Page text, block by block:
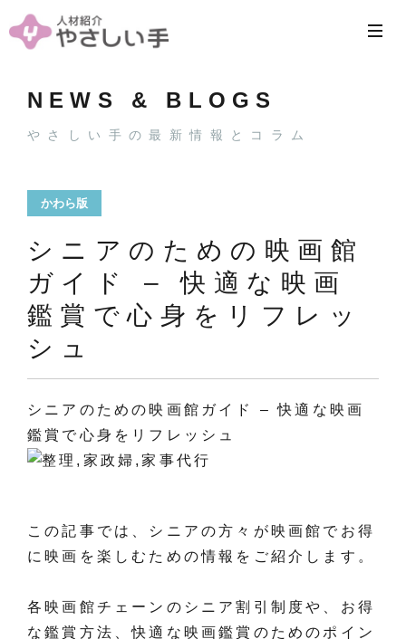
NEWS & BLOGS
やさしい手の最新情報とコラム
かわら版
シニアのための映画館
ガイド – 快適な映画
鑑賞で心身をリフレッ
シュ
シニアのための映画館ガイド – 快適な映画
鑑賞で心身をリフレッシュ
この記事では、シニアの方々が映画館でお得
に映画を楽しむための情報をご紹介します。
各映画館チェーンのシニア割引制度や、お得
な鑑賞方法、快適な映画鑑賞のためのポイン